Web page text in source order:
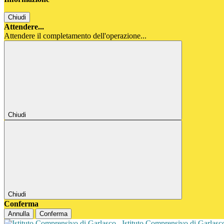
Chiudi
Attendere...
Attendere il completamento dell'operazione...
Chiudi
Chiudi
Conferma
Annulla Conferma